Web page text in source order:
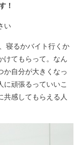
！
い
寝るかバイト行くか
てもらって。なん
か自分が大きくなっ
に頑張るっていいこ
共感してもらえる人